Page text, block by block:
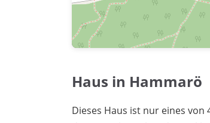
Haus in Hammarö
Dieses Haus ist nur eines